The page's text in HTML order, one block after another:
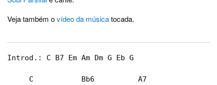
Veja também ovídeo da músicatocada.
Introd.: C B7 Em Am Dm G Eb G
     C           Bb6          A7